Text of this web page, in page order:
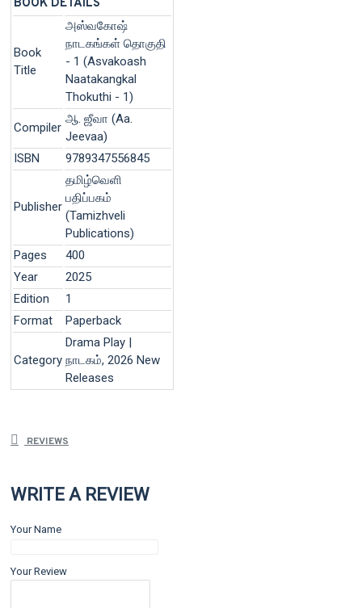
BOOK DETAILS
Book
Title
அஸ்வகோஷ்
நாடகங்கள் தொகுதி
- 1 (Asvakoash
Naatakangkal
Thokuthi - 1)
Compiler
ஆ. ஜீவா (Aa.
Jeevaa)
ISBN
9789347556845
Publisher
தமிழ்வெளி
பதிப்பகம்
(Tamizhveli
Publications)
Pages
400
Year
2025
Edition
1
Format
Paperback
Category
Drama Play |
நாடகம், 2026 New
Releases
REVIEWS
WRITE A REVIEW
Your Name
Your Review